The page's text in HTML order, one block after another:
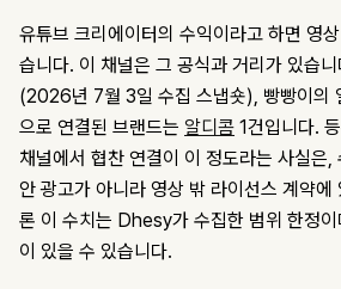
유튜브 크리에이터의 수익이라고 하면 영
습니다. 이 채널은 그 공식과 거리가 있습
(2026년 7월 3일 수집 스냅숏), 빵빵이의
으로 연결된 브랜드는 알디콤 1건입니다.
채널에서 협찬 연결이 이 정도라는 사실은,
안 광고가 아니라 영상 밖 라이선스 계약에
론 이 수치는 Dhesy가 수집한 범위 한정이
이 있을 수 있습니다.